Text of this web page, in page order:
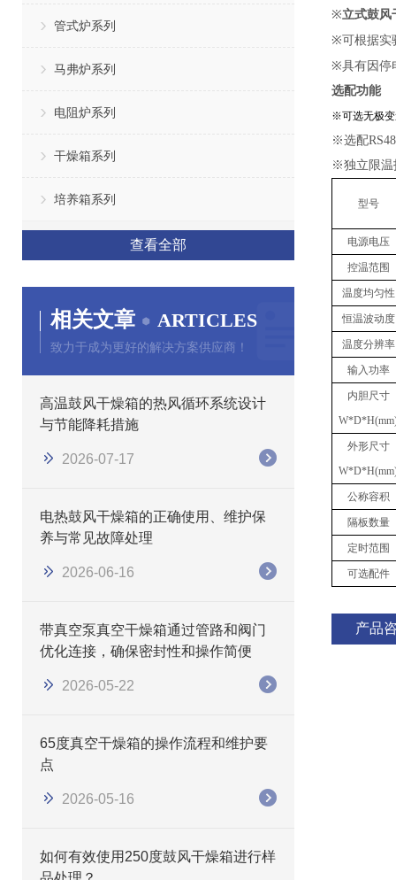
管式炉系列
马弗炉系列
电阻炉系列
干燥箱系列
培养箱系列
查看全部
相关文章 ARTICLES
致力于成为更好的解决方案供应商！
高温鼓风干燥箱的热风循环系统设计
与节能降耗措施
2026-07-17
电热鼓风干燥箱的正确使用、维护保
养与常见故障处理
2026-06-16
带真空泵真空干燥箱通过管路和阀门
优化连接，确保密封性和操作简便
2026-05-22
65度真空干燥箱的操作流程和维护要
点
2026-05-16
如何有效使用250度鼓风干燥箱进行样
※立式鼓风
※可根据实
※具有因停
选配功能
※可选无极
※选配
※独立限
型号
电源电压
控温范围
温度均匀性
恒温波动度
温度分辨率
输入功率
内胆尺寸
外形尺寸
公称容积
隔板数量
定时范围
可选配件
产品